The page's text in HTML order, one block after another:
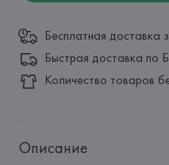
Бесплатная доставка
Быстрая доставка по
Количество товаров
Описание